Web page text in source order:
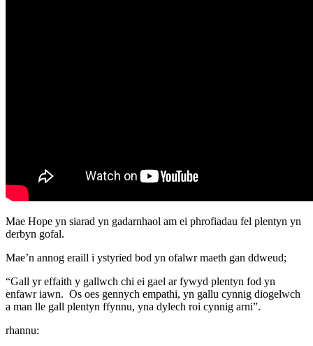
Mae Hope yn siarad yn gadarnhaol am ei phrofiadau fel plentyn yn
derbyn gofal.
Mae’n annog eraill i ystyried bod yn ofalwr maeth gan ddweud;
“Gall yr effaith y gallwch chi ei gael ar fywyd plentyn fod yn
enfawr iawn. Os oes gennych empathi, yn gallu cynnig diogelwch
a man lle gall plentyn ffynnu, yna dylech roi cynnig arni”.
rhannu: